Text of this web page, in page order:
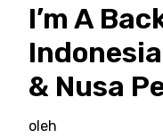
I’m A
& Nusa
oleh